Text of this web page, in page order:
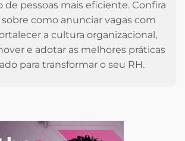
de pessoas mais eficiente. Confira
como anunciar vagas com
a cultura organizacional,
e adotar as melhores práticas
para transformar o seu RH.